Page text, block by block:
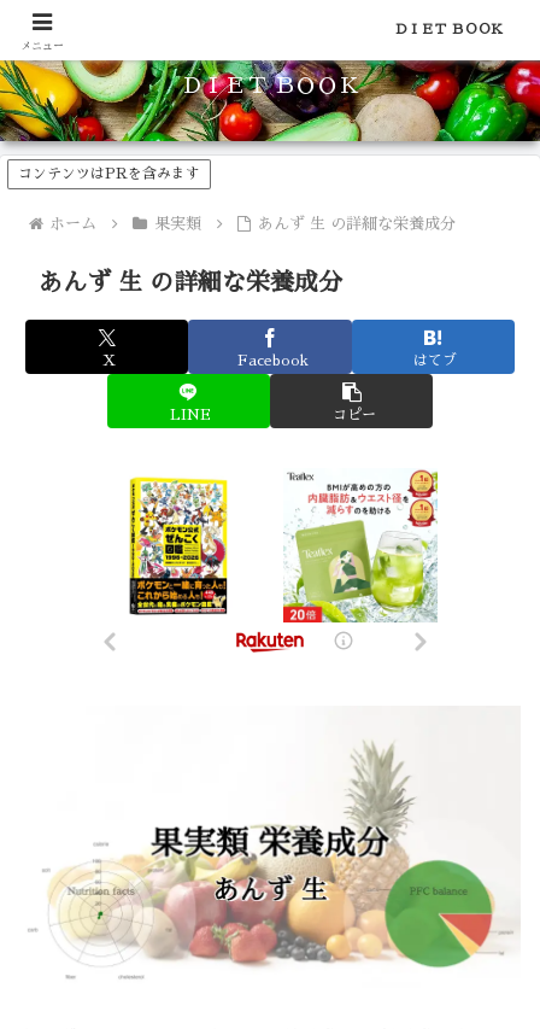
食品のカロリーや糖質などの栄養素がわかる！健康やダイエットに
ＤＩＥＴ ＢＯＯＫ
コンテンツはPRを含みます
ホーム 果実類 あんず 生 の詳細な栄養成分
あんず 生 の詳細な栄養成分
X Facebook はてブ
LINE コピー
メニュー
ＤＩＥＴ ＢＯＯＫ